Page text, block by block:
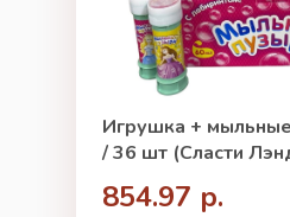
Игрушка +
/ 36 шт (Сласти
854.97 р.